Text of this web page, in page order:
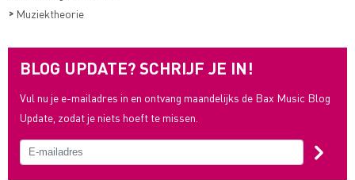
> Muziektheorie
BLOG UPDATE? SCHRIJF JE IN!
Vul nu je e-mailadres in en ontvang maandelijks de Bax Music Blog
Update, zodat je niets hoeft te missen.